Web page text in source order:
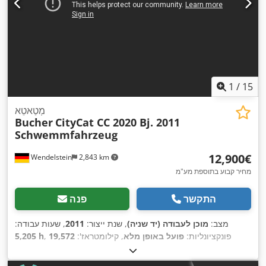
1 / 15
Wendelstein 2,843 km
מְטַאטֵא
Bucher CityCat CC 2020 Bj. 2011
Schwemmfahrzeug
‏12,900 ‏€
מחיר קבוע בתוספת מע"מ
פנה התקשר
מצב: מוכן לעבודה (יד שניה), שנת ייצור: 2011, שעות עבודה:
5,205 h
, פונקציונליות: פועל באופן מלא, קילומטראז': 19,572
תצורת סרן:4x2 , דלק:דיזל, סוג תמסורת:הידרוסטטי, מתלה: